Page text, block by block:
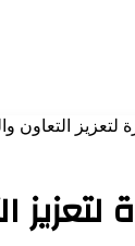
لتعزيز التعاون